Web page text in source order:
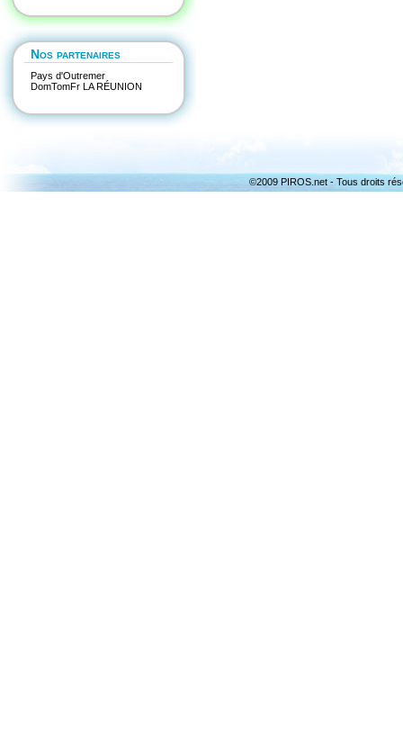
Nos partenaires
Pays d'Outremer
DomTomFr LA RÉUNION
©2009 PIROS.net - Tous droits